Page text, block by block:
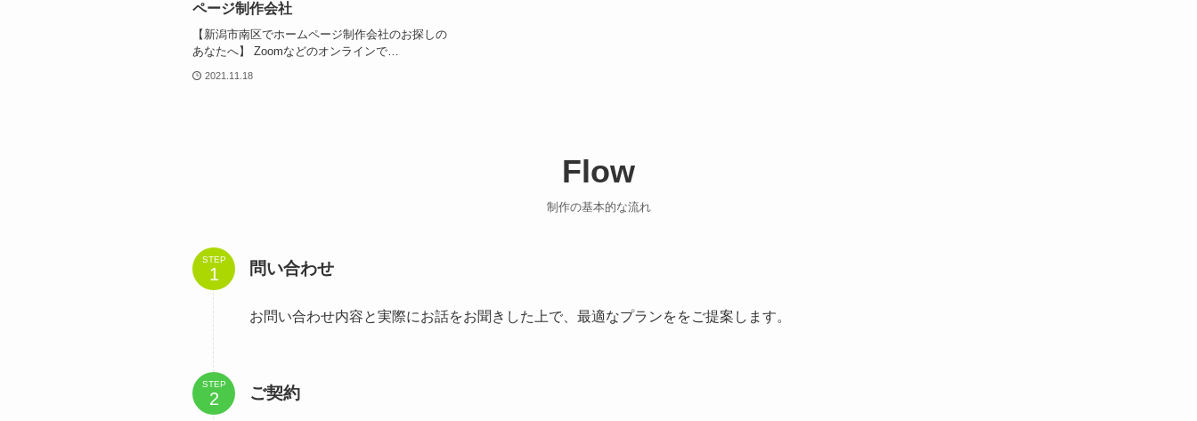
ページ制作会社
【新潟市南区でホームページ制作会社のお探しの
あなたへ】 Zoomなどのオンラインで…
2021.11.18
Flow
制作の基本的な流れ
STEP 問い合わせ
お問い合わせ内容と実際にお話をお聞きした上で、最適なプランををご提案します。
STEP ご契約